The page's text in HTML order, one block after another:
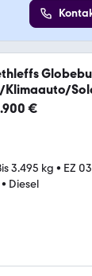
Klimaauto/
€
3.495 kg • EZ
• Diesel